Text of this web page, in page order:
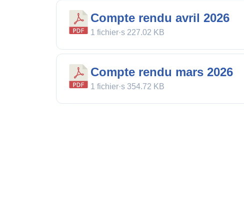
Compte rendu avril 2026
1 fichier·s 227.02 KB
Compte rendu mars 2026
1 fichier·s 354.72 KB